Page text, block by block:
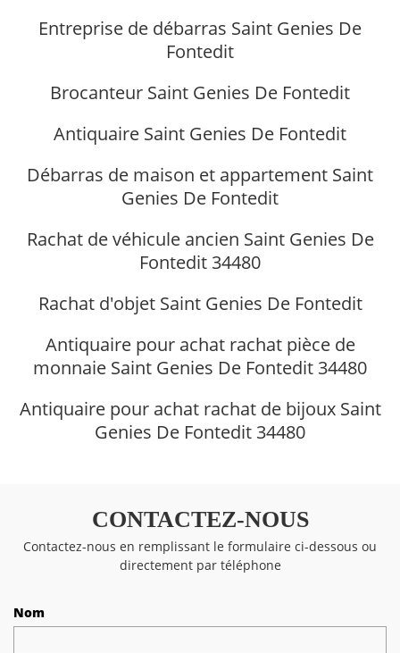
Entreprise de débarras Saint Genies De
Fontedit
Brocanteur Saint Genies De Fontedit
Antiquaire Saint Genies De Fontedit
Débarras de maison et appartement Saint
Genies De Fontedit
Rachat de véhicule ancien Saint Genies De
Fontedit 34480
Rachat d'objet Saint Genies De Fontedit
Antiquaire pour achat rachat pièce de
monnaie Saint Genies De Fontedit 34480
Antiquaire pour achat rachat de bijoux Saint
Genies De Fontedit 34480
CONTACTEZ-NOUS
Contactez-nous en remplissant le formulaire ci-dessous ou
directement par téléphone
Nom